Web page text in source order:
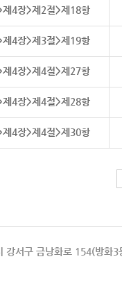
제4장>제2절>제18항
제4장>제3절>제19항
제4장>제4절>제27항
제4장>제4절>제28항
제4장>제4절>제30항
강서구 금낭화로 154(방화3